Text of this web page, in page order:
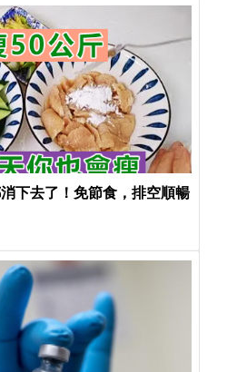
下去了！免節食，排空順暢